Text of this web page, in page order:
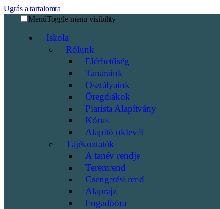
Ugrás a tartalomra
MenüToggle menu visibility
Iskola
Rólunk
Elérhetőség
Tanáraink
Osztályaink
Öregdiákok
Piarista Alapítvány
Kórus
Alapító oklevél
Tájékoztatók
A tanév rendje
Teremrend
Csengetési rend
Alaprajz
Fogadóóra